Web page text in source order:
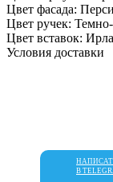
Цвет фасада:
Цвет ручек:
Цвет вставок:
Условия доставки
В